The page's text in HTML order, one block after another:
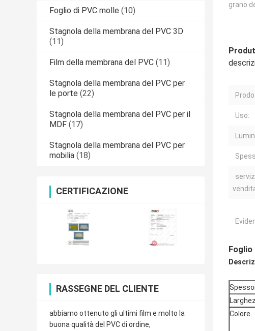
Foglio di PVC molle (10)
Stagnola della membrana del PVC 3D
(11)
Film della membrana del PVC (11)
Stagnola della membrana del PVC per
le porte (22)
Stagnola della membrana del PVC per il
MDF (17)
Stagnola della membrana del PVC per
mobilia (18)
CERTIFICAZIONE
RASSEGNE DEL CLIENTE
abbiamo ottenuto gli ultimi film e molto la
buona qualità del PVC di ordine,
grano
Uso:
Colore